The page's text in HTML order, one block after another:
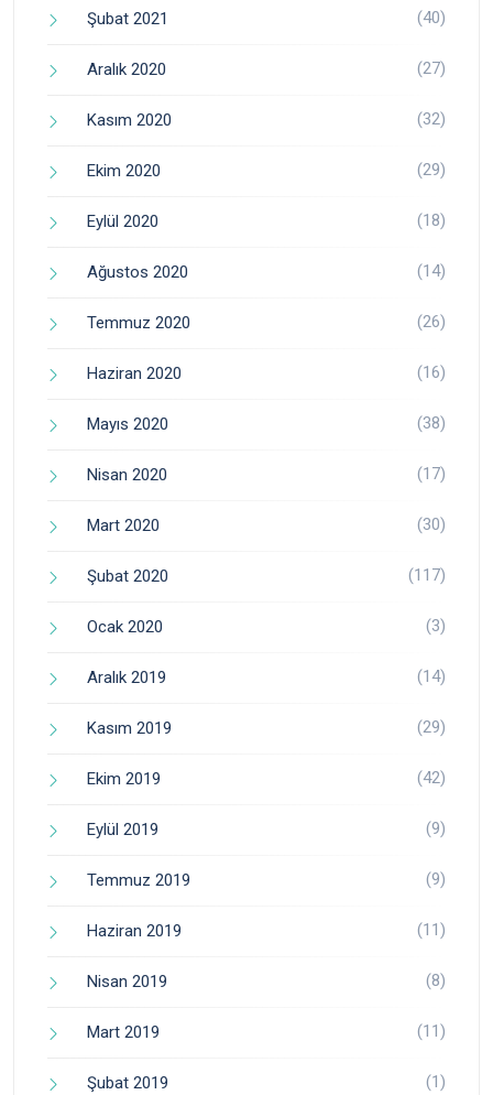
Şubat 2021 (40)
Aralık 2020 (27)
Kasım 2020 (32)
Ekim 2020 (29)
Eylül 2020 (18)
Ağustos 2020 (14)
Temmuz 2020 (26)
Haziran 2020 (16)
Mayıs 2020 (38)
Nisan 2020 (17)
Mart 2020 (30)
Şubat 2020 (117)
Ocak 2020 (3)
Aralık 2019 (14)
Kasım 2019 (29)
Ekim 2019 (42)
Eylül 2019 (9)
Temmuz 2019 (9)
Haziran 2019 (11)
Nisan 2019 (8)
Mart 2019 (11)
Şubat 2019 (1)